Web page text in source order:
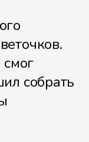
собрать